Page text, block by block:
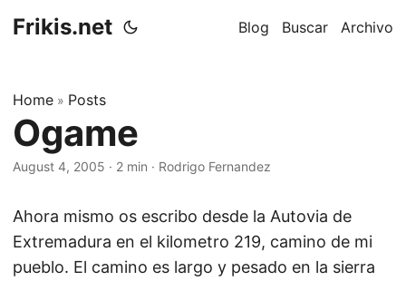
Frikis.net Blog Buscar Archivo
Home » Posts
Ogame
August 4, 2005 · 2 min · Rodrigo Fernandez
Ahora mismo os escribo desde la Autovia de
Extremadura en el kilometro 219, camino de mi
pueblo. El camino es largo y pesado en la sierra